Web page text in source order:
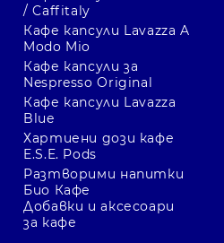
/ Caffitaly
Кафе капсули Lavazza A
Modo Mio
Кафе капсули за
Nespresso Original
Кафе капсули Lavazza
Blue
Хартиени дози кафе
E.S.E. Pods
Разтворими напитки
Био Кафе
Добавки и аксесоари
за кафе